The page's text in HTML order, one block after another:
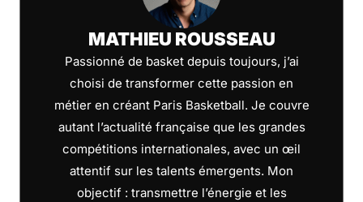
MATHIEU ROUSSEAU
Passionné de basket depuis toujours, j’ai
choisi de transformer cette passion en
métier en créant Paris Basketball. Je couvre
autant l’actualité française que les grandes
compétitions internationales, avec un œil
attentif sur les talents émergents. Mon
objectif : transmettre l’énergie et les